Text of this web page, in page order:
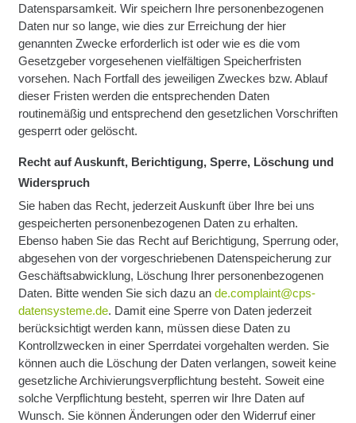
Datensparsamkeit. Wir speichern Ihre personenbezogenen
Daten nur so lange, wie dies zur Erreichung der hier
genannten Zwecke erforderlich ist oder wie es die vom
Gesetzgeber vorgesehenen vielfältigen Speicherfristen
vorsehen. Nach Fortfall des jeweiligen Zweckes bzw. Ablauf
dieser Fristen werden die entsprechenden Daten
routinemäßig und entsprechend den gesetzlichen Vorschriften
gesperrt oder gelöscht.
Recht auf Auskunft, Berichtigung, Sperre, Löschung und
Widerspruch
Sie haben das Recht, jederzeit Auskunft über Ihre bei uns
gespeicherten personenbezogenen Daten zu erhalten.
Ebenso haben Sie das Recht auf Berichtigung, Sperrung oder,
abgesehen von der vorgeschriebenen Datenspeicherung zur
Geschäftsabwicklung, Löschung Ihrer personenbezogenen
Daten. Bitte wenden Sie sich dazu an de.complaint@cps-
datensysteme.de. Damit eine Sperre von Daten jederzeit
berücksichtigt werden kann, müssen diese Daten zu
Kontrollzwecken in einer Sperrdatei vorgehalten werden. Sie
können auch die Löschung der Daten verlangen, soweit keine
gesetzliche Archivierungsverpflichtung besteht. Soweit eine
solche Verpflichtung besteht, sperren wir Ihre Daten auf
Wunsch. Sie können Änderungen oder den Widerruf einer